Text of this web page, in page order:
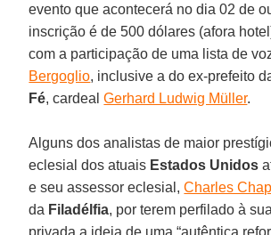
evento que acontecerá no dia 02 de
inscrição é de 500 dólares (afora
com a participação de uma lista de
Bergoglio, inclusive a do ex-prefeito
Fé, cardealGerhard Ludwig Müller.
Alguns dos analistas de maior
eclesial dos atuais Estados Unidos
e seu assessor eclesial,Charles
da Filadélfia, por terem perfilado à
privada a ideia de uma “autêntica